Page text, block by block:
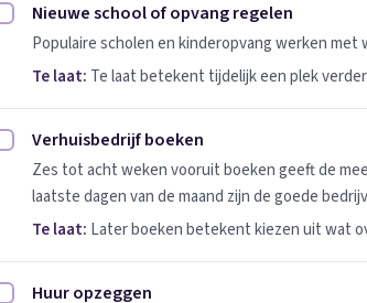
Nieuwe school of opvang regelen afvinken
Nieuwe school of opvang regelen
Populaire scholen en kinderopvang werken
Te laat: Te laat betekent tijdelijk een plek
Verhuisbedrijf boeken afvinken
Verhuisbedrijf boeken
Zes tot acht weken vooruit boeken geeft de
laatste dagen van de maand zijn de goede
Te laat: Later boeken betekent kiezen uit wat
Huur opzeggen